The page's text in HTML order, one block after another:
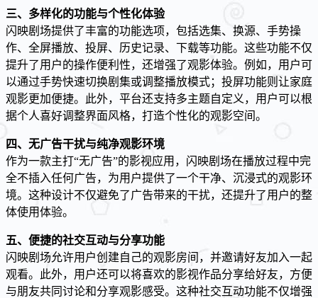
三、多样化的功能与个性化体验
闪映剧场提供了丰富的功能选项，包括选集、换源、手势操
作、全屏播放、投屏、历史记录、下载等功能。这些功能不仅
提升了用户的操作便利性，还增强了观影体验。例如，用户可
以通过手势快速切换剧集或调整播放模式；投屏功能则让家庭
观影更加便捷。此外，平台还支持多主题自定义，用户可以根
据个人喜好调整界面风格，打造个性化的观影空间。
四、无广告干扰与纯净观影环境
作为一款主打“无广告”的影视应用，闪映剧场在播放过程中完
全不插入任何广告，为用户提供了一个干净、沉浸式的观影环
境。这种设计不仅避免了广告带来的干扰，还提升了用户的整
体使用体验。
五、便捷的社交互动与分享功能
闪映剧场允许用户创建自己的观影房间，并邀请好友加入一起
观看。此外，用户还可以将喜欢的影视作品分享给好友，方便
与朋友共同讨论和分享观影感受。这种社交互动功能不仅增强